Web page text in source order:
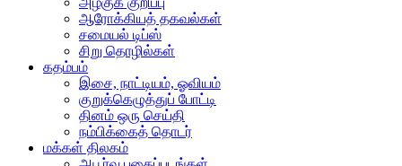
ஆரோக்கியத் தகவல்கள்
சமையல் டிப்ஸ்
சிறு தொழில்கள்
கதம்பம்
இசை, நாட்டியம், ஓவியம்
குறுக்கெழுத்துப் போட்டி
தினம் ஒரு செய்தி
நம்பிக்கைத் தொடர்
மக்கள் திலகம்